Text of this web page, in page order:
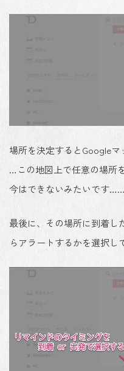
場所を決定するとGoogleマ
…この地図上で任意の場所
今はできないみたいです……
最後に、その場所に到着し
らアラートするかを選択し